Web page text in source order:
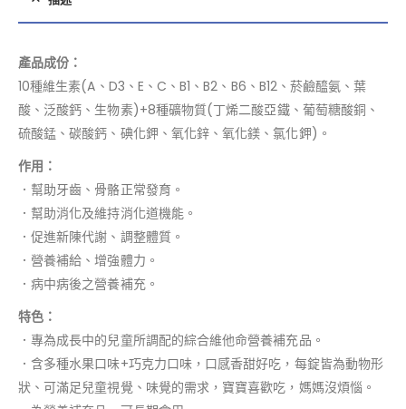
產品成份：
10種維生素(A、D3、E、C、B1、B2、B6、B12、菸鹼醯氨、葉
酸、泛酸鈣、生物素)+8種礦物質(丁烯二酸亞鐵、葡萄糖酸銅、
硫酸錳、碳酸鈣、碘化鉀、氧化鋅、氧化鎂、氯化鉀)。
作用：
．幫助牙齒、骨骼正常發育。
．幫助消化及維持消化道機能。
．促進新陳代謝、調整體質。
．營養補給、增強體力。
．病中病後之營養補充。
特色：
．專為成長中的兒童所調配的綜合維他命營養補充品。
．含多種水果口味+巧克力口味，口感香甜好吃，每錠皆為動物形
狀、可滿足兒童視覺、味覺的需求，寶寶喜歡吃，媽媽沒煩惱。